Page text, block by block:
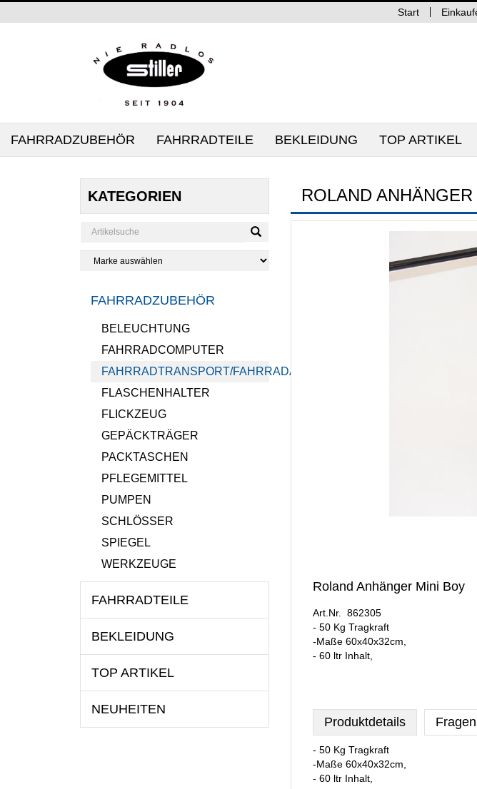
Start
FAHRRADZUBEHÖR FAHRRADTEILE BEKLEIDUNG TOP ARTIKEL
KATEGORIEN
FAHRRADZUBEHÖR
BELEUCHTUNG
FAHRRADCOMPUTER
FAHRRADTRANSPORT/FAHRRADANHÄNGER
FLASCHENHALTER
FLICKZEUG
GEPÄCKTRÄGER
PACKTASCHEN
PFLEGEMITTEL
PUMPEN
SCHLÖSSER
SPIEGEL
WERKZEUGE
FAHRRADTEILE
BEKLEIDUNG
TOP ARTIKEL
NEUHEITEN
ROLAND
Roland Anhänger Mini Boy
Art.Nr. 862305
- 50 Kg Tragkraft
-Maße 60x40x32cm,
- 60 ltr Inhalt,
Produktdetails
- 50 Kg Tragkraft
-Maße 60x40x32cm,
- 60 ltr Inhalt,